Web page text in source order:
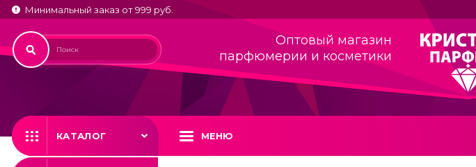
Минимальный заказ от 999 руб.
Оптовый магазин
парфюмерии и косметики
КАТАЛОГ МЕНЮ